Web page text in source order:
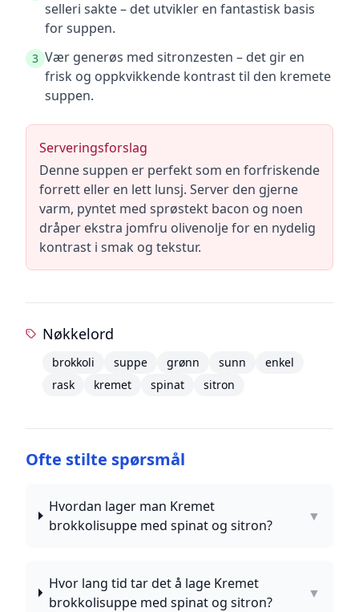
selleri sakte – det utvikler en fantastisk basis
for suppen.
3 Vær generøs med sitronzesten – det gir en
frisk og oppkvikkende kontrast til den kremete
suppen.
Serveringsforslag
Denne suppen er perfekt som en forfriskende
forrett eller en lett lunsj. Server den gjerne
varm, pyntet med sprøstekt bacon og noen
dråper ekstra jomfru olivenolje for en nydelig
kontrast i smak og tekstur.
Nøkkelord
brokkoli suppe grønn sunn
enkel
rask
kremet spinat sitron
Ofte stilte spørsmål
Hvordan lager man Kremet
brokkolisuppe med spinat og sitron?
▼
Hvor lang tid tar det å lage Kremet
brokkolisuppe med spinat og sitron?
▼